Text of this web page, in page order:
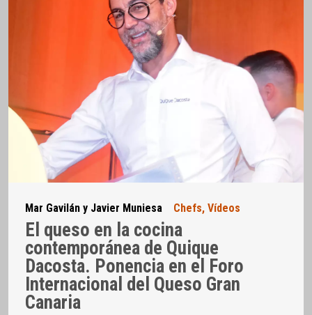
Mar Gavilán y Javier Muniesa Chefs, Vídeos
El queso en la cocina
contemporánea de Quique
Dacosta. Ponencia en el Foro
Internacional del Queso Gran
Canaria